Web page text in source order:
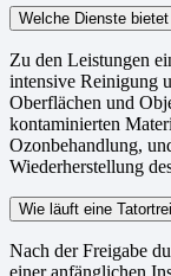
Welche Dienste
Zu den Leistungen
intensive Reinigung
Oberflächen und
kontaminierten
Ozonbehandlung,
Wiederherstellung
Wie läuft eine
Nach der Freigabe